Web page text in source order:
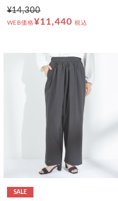
¥14,300
WEB価格¥11,440 税込
SALE